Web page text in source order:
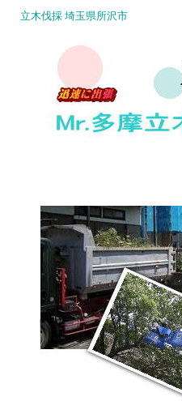
立木伐採 埼玉県所沢市